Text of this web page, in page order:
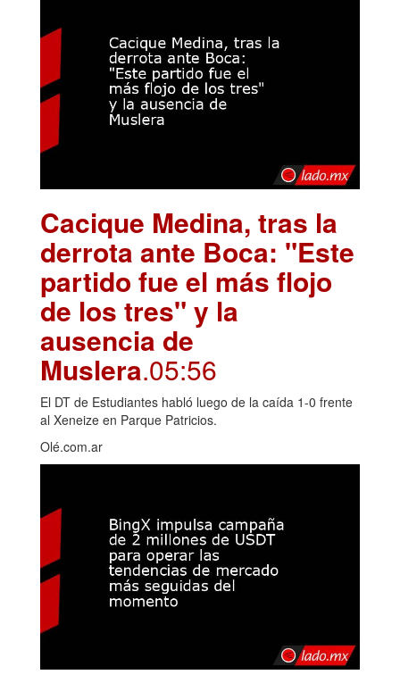
Cacique Medina, tras la
derrota ante Boca: "Este
partido fue el más flojo
de los tres" y la
ausencia de
Muslera.05:56
El DT de Estudiantes habló luego de la caída 1-0 frente
al Xeneize en Parque Patricios.
Olé.com.ar